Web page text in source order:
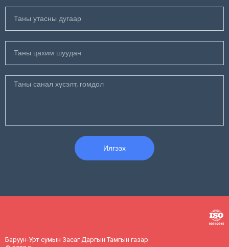
Илгээх
Баруун-Урт сумын Засаг Даргын Тамгын газар